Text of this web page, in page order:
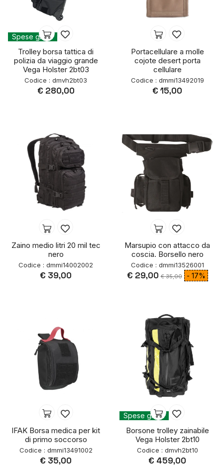
Spese gratis
Trolley borsa tattica di
polizia da viaggio grande
Vega Holster 2bt03
Codice : dmvh2bt03
€ 280,00
Portacellulare a molle
cojote desert porta
cellulare
Codice : dmmi13492019
€ 15,00
Zaino medio litri 20 mil tec
nero
Codice : dmmi14002002
€ 39,00
Marsupio con attacco da
coscia. Borsello nero
Codice : dmmi13526001
€ 29,00 € 35,00 - 17%
IFAK Borsa medica per kit
di primo soccorso
Codice : dmmi13491002
€ 35,00
Spese gratis
Borsone trolley zainabile
Vega Holster 2bt10
Codice : dmvh2bt10
€ 459,00